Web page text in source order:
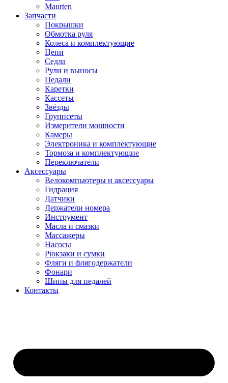
Maurten
Запчасти
Покрышки
Обмотка руля
Колеса и комплектующие
Цепи
Седла
Рули и выносы
Педали
Каретки
Кассеты
Звёзды
Группсеты
Измерители мощности
Камеры
Электроника и комплектующие
Тормоза и комплектующие
Переключатели
Аксессуары
Велокомпьютеры и аксессуары
Гидрация
Датчики
Держатели номера
Инструмент
Масла и смазки
Массажеры
Насосы
Рюкзаки и сумки
Фляги и флягодержатели
Фонари
Шипы для педалей
Контакты